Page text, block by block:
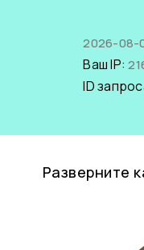
2026-08-
Ваш IP:
ID
Разверните